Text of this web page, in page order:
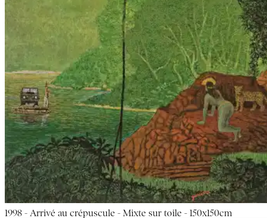
1998 - Arrivé au crépuscule - Mixte sur toile - 150x150cm